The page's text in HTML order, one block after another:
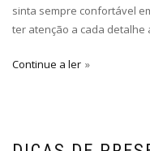
sinta sempre confortável
ter atenção a cada detalhe
Continue a ler